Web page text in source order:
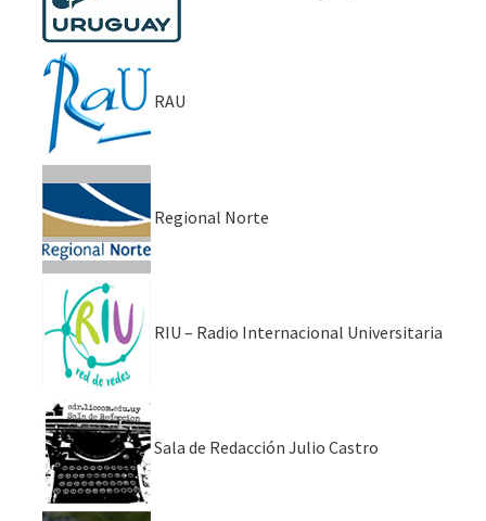
RAU
Regional Norte
RIU – Radio Internacional Universitaria
Sala de Redacción Julio Castro